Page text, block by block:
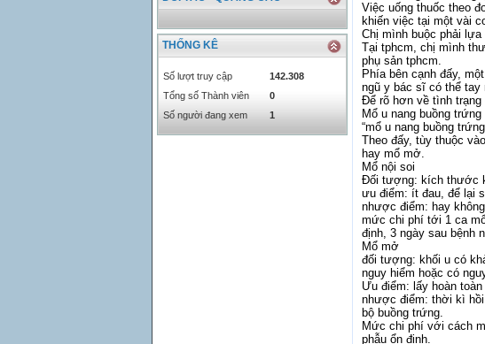
KRW
18.01
21.12
KWD
0
79758.97
MYR
5808.39
RMB
3272
RUB
THỐNG KÊ
Số lượt truy cập
142.308
Tổng số Thành viên
0
Số người đang xem
1
Việc uống thuốc theo
khiến việc tại một vài
Chị mình buộc phải
Tại tphcm, chị mình
phụ sản tphcm.
Phía bên cạnh đấy,
ngũ y bác sĩ có thể tay
Để rõ hơn về tình trạng
Mổ u nang buồng
“mổ u nang buồng
Theo đấy, tùy thuộc
hay mổ mở.
Mổ nội soi
Đối tượng: kích thước
ưu điểm: ít đau, để lại
nhược điểm: hay
mức chi phí tới 1 ca
định, 3 ngày sau bệnh
Mổ mở
đối tượng: khối u có
nguy hiểm hoặc có
Ưu điểm: lấy hoàn
nhược điểm: thời kì
bộ buồng trứng.
Mức chi phí với cách
phẫu ổn định.